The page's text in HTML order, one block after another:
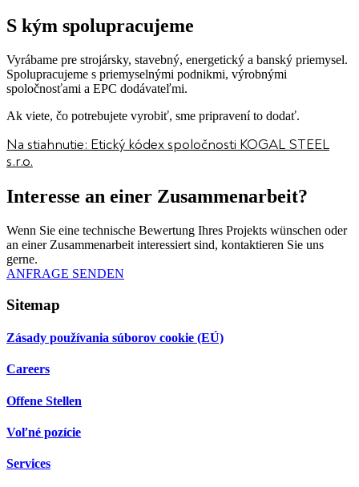
S kým spolupracujeme
Vyrábame pre strojársky, stavebný, energetický a banský priemysel.
Spolupracujeme s priemyselnými podnikmi, výrobnými
spoločnosťami a EPC dodávateľmi.
Ak viete, čo potrebujete vyrobiť, sme pripravení to dodať.
Na stiahnutie: Etický kódex spoločnosti KOGAL STEEL
s.r.o.
Interesse an einer Zusammenarbeit?
Wenn Sie eine technische Bewertung Ihres Projekts wünschen oder
an einer Zusammenarbeit interessiert sind, kontaktieren Sie uns
gerne.
ANFRAGE SENDEN
Sitemap
Zásady používania súborov cookie (EÚ)
Careers
Offene Stellen
Voľné pozície
Services